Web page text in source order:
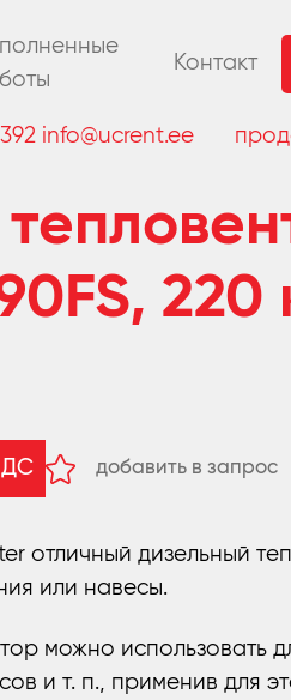
Контакт
info@ucrent.ee
220
добавить в запрос
отличный дизельный
или навесы.
можно использовать
и т. п., применив для